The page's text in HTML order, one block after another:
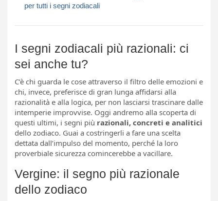
per tutti i segni zodiacali​​​​​
I segni zodiacali più razionali: ci
sei anche tu?
C’è chi guarda le cose attraverso il filtro delle emozioni e
chi, invece, preferisce di gran lunga affidarsi alla
razionalità e alla logica, per non lasciarsi trascinare dalle
intemperie improvvise. Oggi andremo alla scoperta di
questi ultimi, i segni più razionali, concreti e analitici
dello zodiaco. Guai a costringerli a fare una scelta
dettata dall’impulso del momento, perché la loro
proverbiale sicurezza comincerebbe a vacillare.
Vergine: il segno più razionale
dello zodiaco